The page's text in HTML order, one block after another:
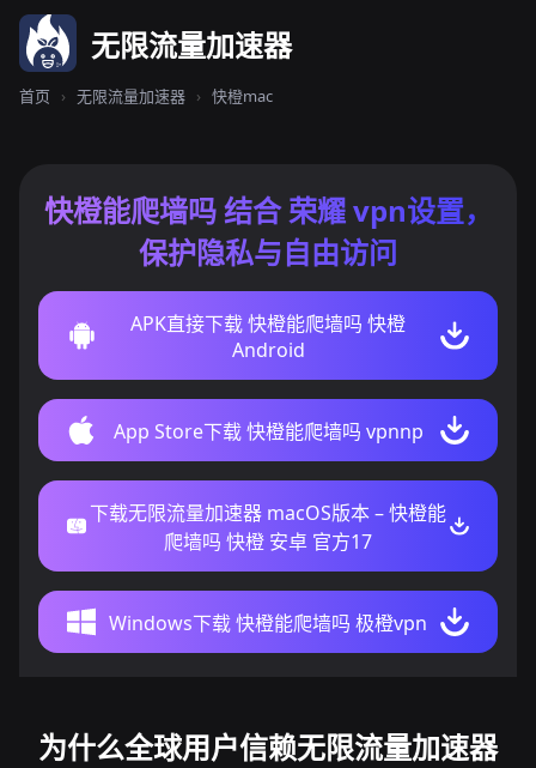
无限流量加速器
首页 › 无限流量加速器 › 快橙mac
快橙能爬墙吗 结合 荣耀 vpn设置，
保护隐私与自由访问
APK直接下载 快橙能爬墙吗 快橙
Android
App Store下载 快橙能爬墙吗 vpnnp
下载无限流量加速器 macOS版本 – 快橙能
爬墙吗 快橙 安卓 官方17
Windows下载 快橙能爬墙吗 极橙vpn
为什么全球用户信赖无限流量加速器